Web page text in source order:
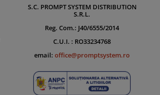
S.C. PROMPT SYSTEM DISTRIBUTION
S.R.L.
Reg. Com.: J40/6555/2014
C.U.I. : RO33234768
email: office@promptsystem.ro